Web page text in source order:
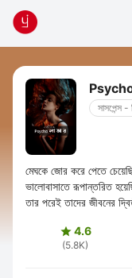
Psycho
সাসপেন্স -
মেঘকে জোর করে পেতে
ভালোবাসাতে রূপান্তরিত
তার পরেই তাদের জীবনের
4.6
(5.8K)